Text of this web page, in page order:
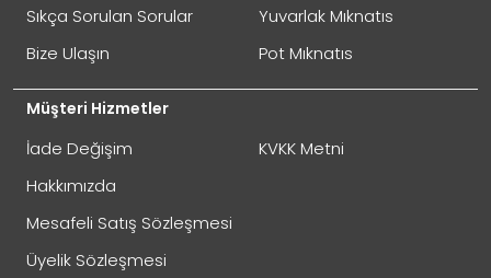
Sıkça Sorulan Sorular
Bize Ulaşın
Müşteri Hizmetler
İade Değişim
Hakkımızda
Mesafeli Satış Sözleşmesi
Üyelik Sözleşmesi
KVKK Metni
Yuvarlak Mıknatıs
Pot Mıknatıs